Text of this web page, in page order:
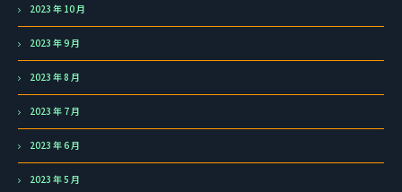
2023 年 10 月
2023 年 9 月
2023 年 8 月
2023 年 7 月
2023 年 6 月
2023 年 5 月